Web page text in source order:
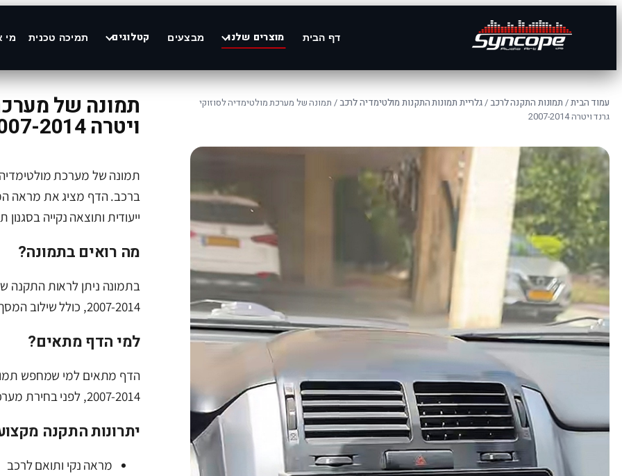
דף הבית מוצרים שלנו מבצעים קטלוגים תמיכה טכנית מי
עמוד הבית/ תמונות התקנה לרכב/גלריית תמונות התקנות מולטימדיה לרכב/ תמונה של מערכת מולטימדיה לסוזוקי
גרנד ויטרה 2007-2014
תמונה של
ויטרה 2007-2014
ברכב. הדף מציג את מראה
ייעודית ותוצאה נקייה
מה רואים בתמונה?
בתמונה ניתן לראות התקנה
2007-2014, כולל שילוב המסך באזור הדשבורד והתאמה למבנה הרכב.
למי הדף מתאים?
הדף מתאים למי שמחפש
2007-2014, לפני בחירת מערכת או לפני פנייה למתקין מקצועי.
יתרונות התקנה
מראה נקי ותואם לרכב